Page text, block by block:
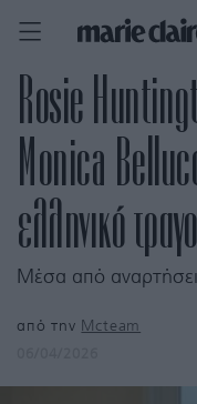
Rosie
Monica
ελληνικό
Μέσα από
από την Mcteam